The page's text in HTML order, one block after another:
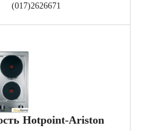
(017)2626671
Hotpoint-Ariston